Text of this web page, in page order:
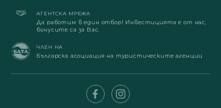
АГЕНТСКА МРЕЖА
Да работим в един отбор! Инвестицията е от нас,
бонусите са за Вас.
ЧЛЕН НА
Българска асоциация на туристическите агенции